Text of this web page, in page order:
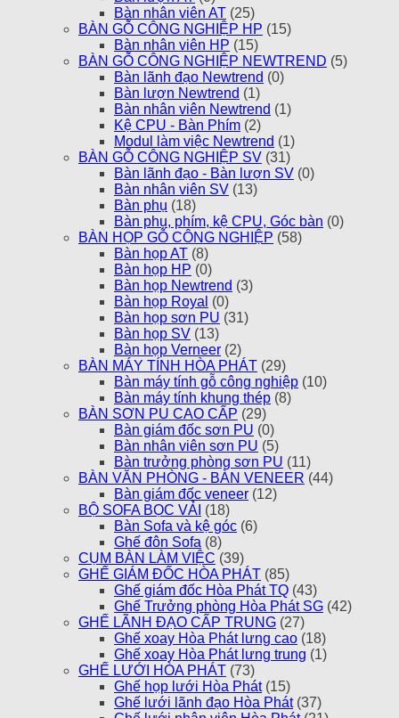
Bàn nhân viên AT (25)
BÀN GỖ CÔNG NGHIỆP HP (15)
Bàn nhân viên HP (15)
BÀN GỖ CÔNG NGHIỆP NEWTREND (5)
Bàn lãnh đạo Newtrend (0)
Bàn lượn Newtrend (1)
Bàn nhân viên Newtrend (1)
Kệ CPU - Bàn Phím (2)
Modul làm việc Newtrend (1)
BÀN GỖ CÔNG NGHIỆP SV (31)
Bàn lãnh đạo - Bàn lượn SV (0)
Bàn nhân viên SV (13)
Bàn phụ (18)
Bàn phụ, phím, kệ CPU, Góc bàn (0)
BÀN HỌP GỖ CÔNG NGHIỆP (58)
Bàn họp AT (8)
Bàn họp HP (0)
Bàn họp Newtrend (3)
Bàn họp Royal (0)
Bàn họp sơn PU (31)
Bàn họp SV (13)
Bàn họp Verneer (2)
BÀN MÁY TÍNH HÒA PHÁT (29)
Bàn máy tính gỗ công nghiệp (10)
Bàn máy tính khung thép (8)
BÀN SƠN PU CAO CẤP (29)
Bàn giám đốc sơn PU (0)
Bàn nhân viên sơn PU (5)
Bàn trưởng phòng sơn PU (11)
BÀN VĂN PHÒNG - BÀN VENEER (44)
Bàn giám đốc veneer (12)
BỘ SOFA BỌC VẢI (18)
Bàn Sofa và kệ góc (6)
Ghế đôn Sofa (8)
CỤM BÀN LÀM VIỆC (39)
GHẾ GIÁM ĐỐC HÒA PHÁT (85)
Ghế giám đốc Hòa Phát TQ (43)
Ghế Trưởng phòng Hòa Phát SG (42)
GHẾ LÃNH ĐẠO CẤP TRUNG (27)
Ghế xoay Hòa Phát lưng cao (18)
Ghế xoay Hòa Phát lưng trung (1)
GHẾ LƯỚI HÒA PHÁT (73)
Ghế họp lưới Hòa Phát (15)
Ghế lưới lãnh đạo Hòa Phát (37)